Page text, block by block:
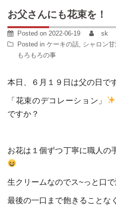
お父さんにも花束を！
Posted on 2022-06-19
sk
Posted in ケーキの話 シャロン
もろもろの事
本日、６月１９日は父の日で
「花束のデコレーション」
ですか？
お花は１個ずつ丁寧に職人の
生クリームなのでス~っと口で
最後の一口まで飽きることな